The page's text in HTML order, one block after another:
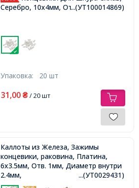
Серебро, 10х4мм, Отверстие 2мм,
...(УТ100014869)
Упаковка: 20 шт
31,00 ₴/ 20 шт
Каллоты из Железа, Зажимы
концевики, раковина, Платина,
6х3.5мм, Отв. 1мм, Диаметр внутри
2.4мм,
...(УТ0029431)